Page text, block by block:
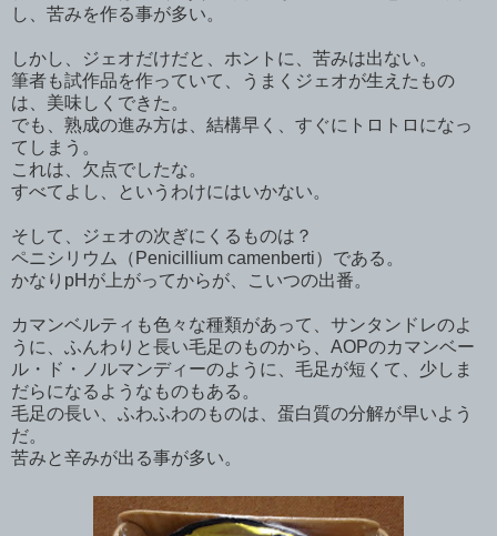
し、苦みを作る事が多い。
しかし、ジェオだけだと、ホントに、苦みは出ない。
筆者も試作品を作っていて、うまくジェオが生えたもの
は、美味しくできた。
でも、熟成の進み方は、結構早く、すぐにトロトロになっ
てしまう。
これは、欠点でしたな。
すべてよし、というわけにはいかない。
そして、ジェオの次ぎにくるものは？
ペニシリウム（Penicillium camenberti）である。
かなりpHが上がってからが、こいつの出番。
カマンベルティも色々な種類があって、サンタンドレのよ
うに、ふんわりと長い毛足のものから、AOPのカマンベー
ル・ド・ノルマンディーのように、毛足が短くて、少しま
だらになるようなものもある。
毛足の長い、ふわふわのものは、蛋白質の分解が早いよう
だ。
苦みと辛みが出る事が多い。